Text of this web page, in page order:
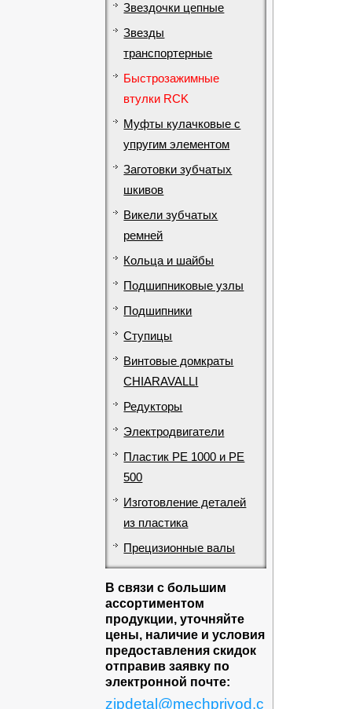
Звездочки цепные
Звезды
транспортерные
Быстрозажимные
втулки RCK
Муфты кулачковые с
упругим элементом
Заготовки зубчатых
шкивов
Викели зубчатых
ремней
Кольца и шайбы
Подшипниковые узлы
Подшипники
Ступицы
Винтовые домкраты
CHIARAVALLI
Редукторы
Электродвигатели
Пластик PE 1000 и PE
500
Изготовление деталей
из пластика
Прецизионные валы
В связи с большим
ассортиментом
продукции, уточняйте
цены, наличие и условия
предоставления скидок
отправив заявку по
электронной почте:
zipdetal@mechprivod.c